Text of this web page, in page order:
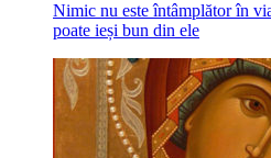
Nimic nu este întâmplător în
poate ieși bun din ele